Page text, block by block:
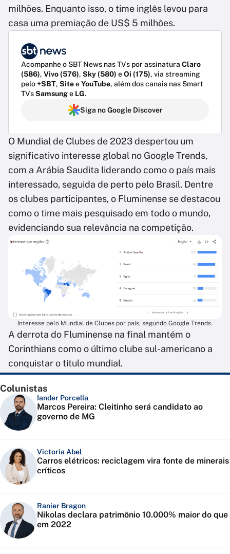
milhões. Enquanto isso, o time inglês levou para
casa uma premiação de US$ 5 milhões.
Acompanhe o SBT News nas TVs por assinatura Claro
(586), Vivo (576), Sky (580) eOi (175), via streaming
pelo+SBT, SiteeYouTube, além dos canais nas Smart
TVsSamsunge LG.
Siga no Google Discover
O Mundial de Clubes de 2023 despertou um
significativo interesse global no Google Trends,
com a Arábia Saudita liderando como o país mais
interessado, seguida de perto pelo Brasil. Dentre
os clubes participantes, o Fluminense se destacou
como o time mais pesquisado em todo o mundo,
evidenciando sua relevância na competição.
Interesse pelo Mundial de Clubes por país, segundo Google Trends.
A derrota do Fluminense na final mantém o
Corinthians como o último clube sul-americano a
conquistar o título mundial.
Colunistas
Iander Porcella
Marcos Pereira: Cleitinho será candidato ao
governo de MG
Victoria Abel
Carros elétricos: reciclagem vira fonte de minerais
críticos
Ranier Bragon
Nikolas declara patrimônio 10.000% maior do que
em 2022